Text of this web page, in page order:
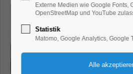
Externe Medien wie Google Fonts,
OpenStreetMap und YouTube
Statistik
Matomo, Google Analytics, Google